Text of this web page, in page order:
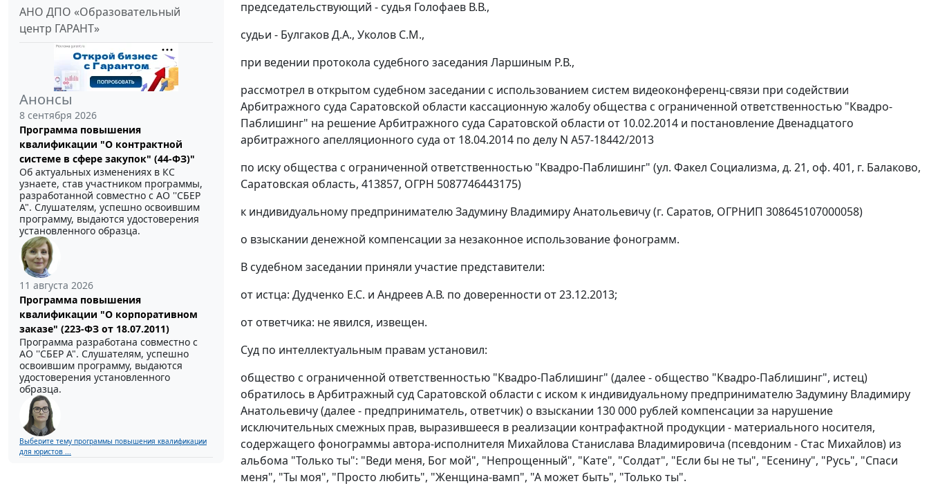
АНО ДПО «Образовательный
центр ГАРАНТ»
Анонсы
8 сентября 2026
Программа повышения
квалификации "О контрактной
системе в сфере закупок" (44-ФЗ)"
Об актуальных изменениях в КС
узнаете, став участником программы,
разработанной совместно с АО ''СБЕР
А". Слушателям, успешно освоившим
программу, выдаются удостоверения
установленного образца.
11 августа 2026
Программа повышения
квалификации "О корпоративном
заказе" (223-ФЗ от 18.07.2011)
Программа разработана совместно с
АО ''СБЕР А". Слушателям, успешно
освоившим программу, выдаются
удостоверения установленного
образца.
Выберите тему программы повышения квалификации
для юристов ...
председательствующий - судья Голофаев В.В.,
судьи - Булгаков Д.А., Уколов С.М.,
при ведении протокола судебного заседания Ларшиным Р.В.,
рассмотрел в открытом судебном заседании с использованием систем видеоконференц-связи при содействии
Арбитражного суда Саратовской области кассационную жалобу общества с ограниченной ответственностью "Квадро-
Паблишинг" на решениеАрбитражного суда Саратовской области от 10.02.2014 и постановлениеДвенадцатого
арбитражного апелляционного суда от 18.04.2014 по делу N А57-18442/2013
по иску общества с ограниченной ответственностью "Квадро-Паблишинг" (ул. Факел Социализма, д. 21, оф. 401, г. Балаково,
Саратовская область, 413857, ОГРН 5087746443175)
к индивидуальному предпринимателю Задумину Владимиру Анатольевичу (г. Саратов, ОГРНИП 308645107000058)
о взыскании денежной компенсации за незаконное использование фонограмм.
В судебном заседании приняли участие представители:
от истца: Дудченко Е.С. и Андреев А.В. по доверенности от 23.12.2013;
от ответчика: не явился, извещен.
Суд по интеллектуальным правам установил:
общество с ограниченной ответственностью "Квадро-Паблишинг" (далее - общество "Квадро-Паблишинг", истец)
обратилось в Арбитражный суд Саратовской области с иском к индивидуальному предпринимателю Задумину Владимиру
Анатольевичу (далее - предприниматель, ответчик) о взыскании 130 000 рублей компенсации за нарушение
исключительных смежных прав, выразившееся в реализации контрафактной продукции - материального носителя,
содержащего фонограммы автора-исполнителя Михайлова Станислава Владимировича (псевдоним - Стас Михайлов) из
альбома "Только ты": "Веди меня, Бог мой", "Непрощенный", "Кате", "Солдат", "Если бы не ты", "Есенину", "Русь", "Спаси
меня", "Ты моя", "Просто любить", "Женщина-вамп", "А может быть", "Только ты".